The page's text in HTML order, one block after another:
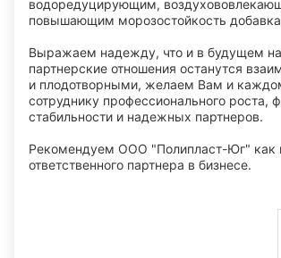
водоредуцирующим,
повышающим морозостойкость
Выражаем надежду, что и в будущем
партнерские отношения останутся
и плодотворными, желаем Вам и
сотруднику профессионального роста,
стабильности и надежных партнеров.
Рекомендуем ООО "Полипласт-Юг" как
ответственного партнера в бизнесе.